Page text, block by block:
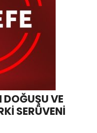
DOĞUŞU VE
SERÜVENİ